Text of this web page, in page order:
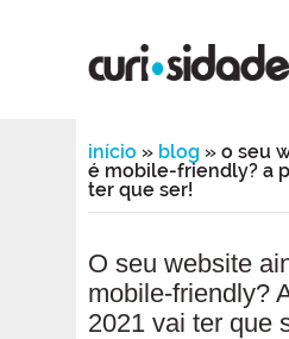
início » blog » o seu
é mobile-friendly? a
ter que ser!
O seu website
mobile-friendly?
2021 vai ter que